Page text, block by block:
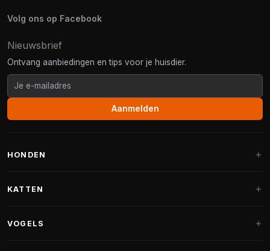
Volg ons op Facebook
Nieuwsbrief
Ontvang aanbiedingen en tips voor je huisdier.
Aanmelden
HONDEN
Fantail hondenmanden
KATTEN
VOGELS